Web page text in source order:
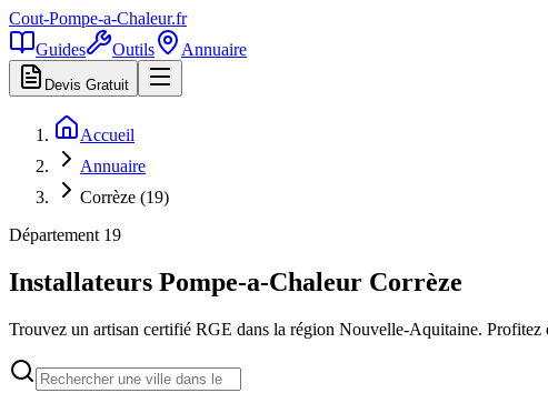
Cout-Pompe-a-Chaleur.fr
Guides
Outils Annuaire
Devis Gratuit
Accueil
Annuaire
Corrèze (19)
Département 19
Installateurs Pompe-a-Chaleur Corrèze
Trouvez un artisan certifié RGE dans la région Nouvelle-Aquitaine. Profitez